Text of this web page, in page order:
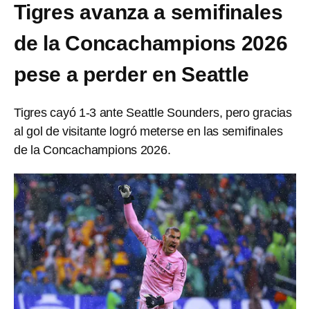
Tigres avanza a semifinales
de la Concachampions 2026
pese a perder en Seattle
Tigres cayó 1-3 ante Seattle Sounders, pero gracias
al gol de visitante logró meterse en las semifinales
de la Concachampions 2026.